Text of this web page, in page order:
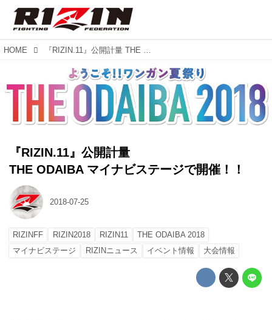
HOME 『RIZIN.11』公開計量 THE ODAIBA マイナビステージで開催！！
『RIZIN.11』公開計量
THE ODAIBA マイナビステージで開催！！
2018-07-25
RIZINFF RIZIN2018 RIZIN11
THE ODAIBA 2018
マイナビステージ
RIZINニュース イベント情報 大会情報